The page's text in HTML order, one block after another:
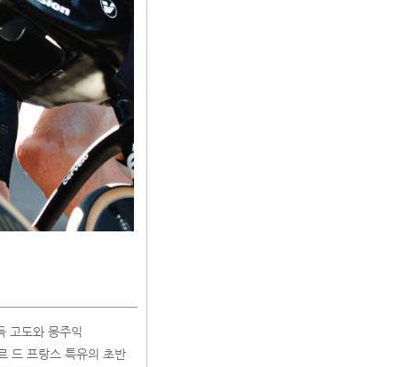
고도와 몽주익
드 프랑스 특유의 초반